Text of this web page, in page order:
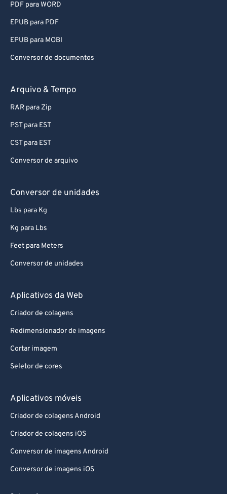
PDF para WORD
EPUB para PDF
EPUB para MOBI
Conversor de documentos
Arquivo & Tempo
RAR para Zip
PST para EST
CST para EST
Conversor de arquivo
Conversor de unidades
Lbs para Kg
Kg para Lbs
Feet para Meters
Conversor de unidades
Aplicativos da Web
Criador de colagens
Redimensionador de imagens
Cortar imagem
Seletor de cores
Aplicativos móveis
Criador de colagens Android
Criador de colagens iOS
Conversor de imagens Android
Conversor de imagens iOS